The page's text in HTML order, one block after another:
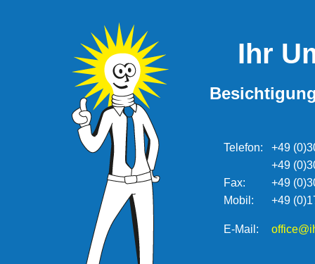
Ihr
Telefon:
+49
+49
Fax:
+49
Mobil:
+49
E-Mail: